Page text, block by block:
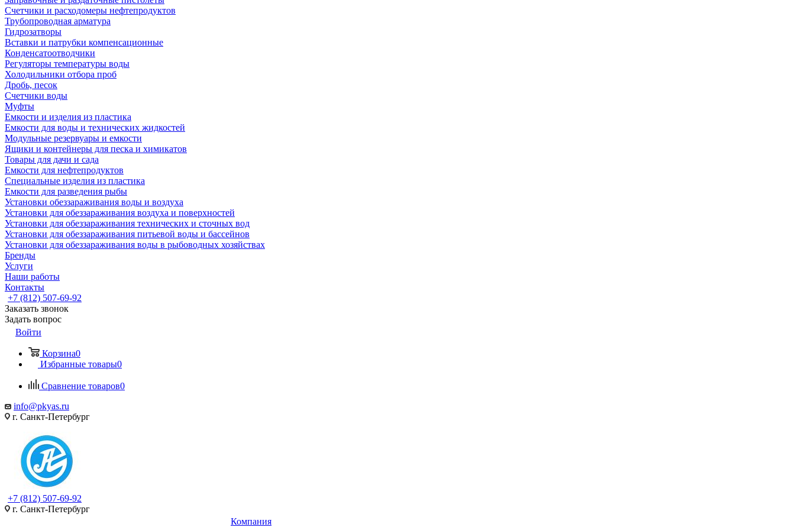
Счетчики и расходомеры нефтепродуктов
Трубопроводная арматура
Гидрозатворы
Вставки и патрубки компенсационные
Конденсатоотводчики
Регуляторы температуры воды
Холодильники отбора проб
Дробь, песок
Счетчики воды
Муфты
Емкости и изделия из пластика
Емкости для воды и технических жидкостей
Модульные резервуары и емкости
Ящики и контейнеры для песка и химикатов
Товары для дачи и сада
Емкости для нефтепродуктов
Специальные изделия из пластика
Емкости для разведения рыбы
Установки обеззараживания воды и воздуха
Установки для обеззараживания воздуха и поверхностей
Установки для обеззараживания технических и сточных вод
Установки для обеззараживания питьевой воды и бассейнов
Установки для обеззараживания воды в рыбоводных хозяйствах
Бренды
Услуги
Наши работы
Контакты
+7 (812) 507-69-92
Заказать звонок
Задать вопрос
Войти
Корзина0
Избранные товары0
Сравнение товаров0
info@pkyas.ru
г. Санкт-Петербург
+7 (812) 507-69-92
г. Санкт-Петербург
Компания